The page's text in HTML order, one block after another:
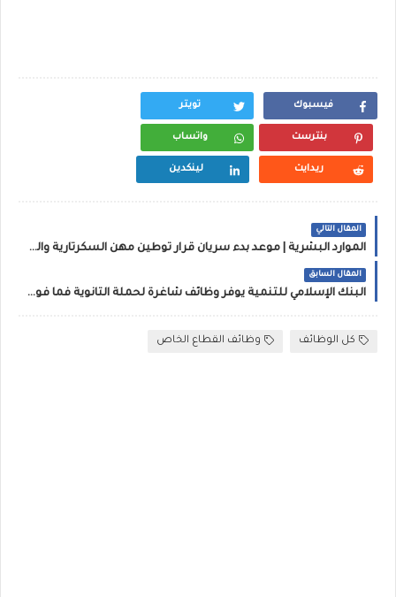
فيسبوك تويتر
بنترست واتساب
ريدايت لينكدين
المقال التالي
الموارد البشرية | موعد بدء سريان قرار توطين مهن السكرتارية والترجمة وأمناء المخزون وإدخال البيانات
المقال السابق
البنك الإسلامي للتنمية يوفر وظائف شاغرة لحملة الثانوية فما فوق
كل الوظائف وظائف القطاع الخاص